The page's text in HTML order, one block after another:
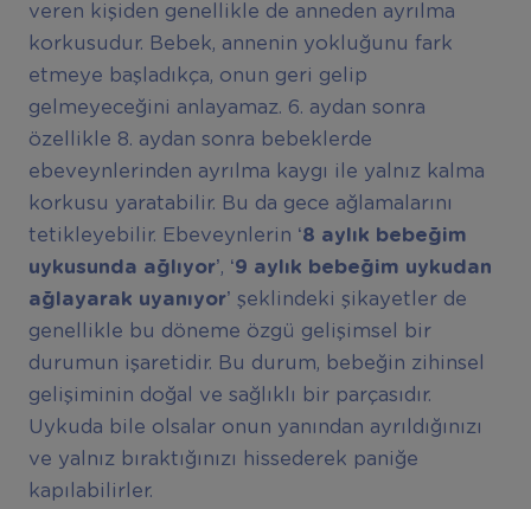
veren kişiden genellikle de anneden ayrılma
korkusudur. Bebek, annenin yokluğunu fark
etmeye başladıkça, onun geri gelip
gelmeyeceğini anlayamaz. 6. aydan sonra
özellikle 8. aydan sonra bebeklerde
ebeveynlerinden ayrılma kaygı ile yalnız kalma
korkusu yaratabilir. Bu da gece ağlamalarını
tetikleyebilir. Ebeveynlerin ‘8 ayl ı k bebeğim
uykusunda ağ ıyor’, ‘9 ayl ı k bebeğim uykudan
ağ layarak uyanıyor’ şeklindeki şikayetler de
genellikle bu döneme özgü gelişimsel bir
durumun işaretidir. Bu durum, bebeğin zihinsel
gelişiminin doğal ve sağlıklı bir parçasıdır.
Uykuda bile olsalar onun yanından ayrıldığınızı
ve yalnız bıraktığınızı hissederek paniğe
kapılabilirler.